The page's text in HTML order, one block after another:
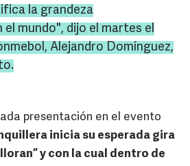
la grandeza
mundo", dijo el martes el
, Alejandro Domínguez,
presentación en el evento
inicia su esperada gira
y con la cual dentro de